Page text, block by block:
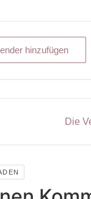
hinzufügen
Die